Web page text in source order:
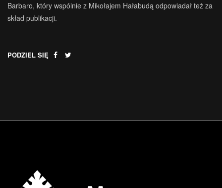
Barbaro, który wspólnie z Mikołajem Hałabudą odpowiadał też za
skład publikacji.
PODZIEL SIĘ